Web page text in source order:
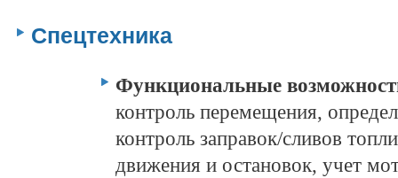
Спецтехника
Функциональные
контроль перемещения,
контроль заправок/сливов
движения и остановок, учет